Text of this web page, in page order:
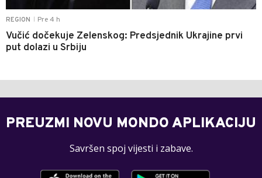
REGION Pre 4 h
Vučić dočekuje Zelenskog: Predsjednik Ukrajine prvi
put dolazi u Srbiju
PREUZMI NOVU MONDO APLIKACIJU
Savršen spoj vijesti i zabave.